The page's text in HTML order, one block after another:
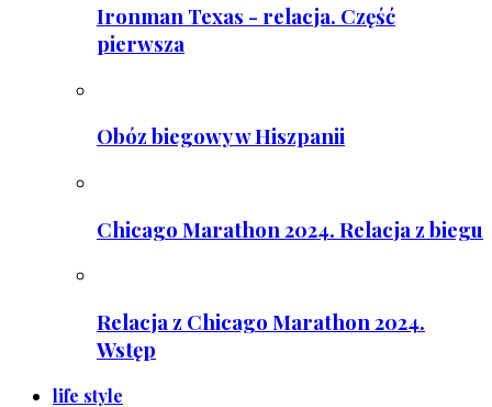
Ironman Texas - relacja. Część
pierwsza
Obóz biegowy w Hiszpanii
Chicago Marathon 2024. Relacja z biegu
Relacja z Chicago Marathon 2024.
Wstęp
life style